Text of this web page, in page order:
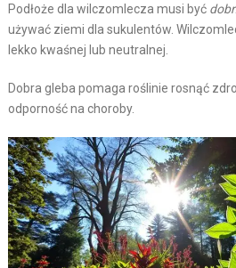
Podłoże dla wilczomlecza musi być
używać ziemi dla sukulentów.
lekko kwaśnej lub neutralnej.
Dobra gleba pomaga roślinie rosnąć
odporność na choroby.